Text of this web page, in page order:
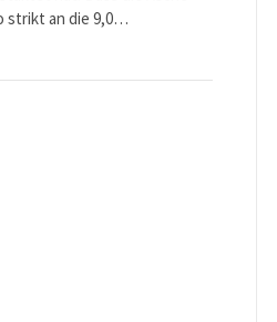
strikt an die 9,0…